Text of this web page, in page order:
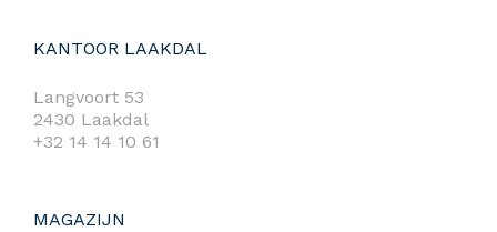
KANTOOR LAAKDAL
Langvoort 53
2430 Laakdal
+32 14 14 10 61
MAGAZIJN